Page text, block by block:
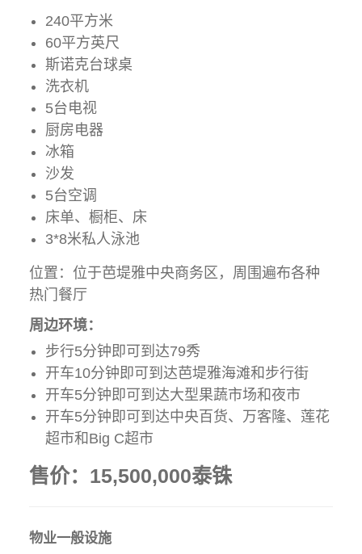
240平方米
60平方英尺
斯诺克台球桌
洗衣机
5台电视
厨房电器
冰箱
沙发
5台空调
床单、橱柜、床
3*8米私人泳池
位置：位于芭堤雅中央商务区，周围遍布各种
热门餐厅
周边环境：
步行5分钟即可到达79秀
开车10分钟即可到达芭堤雅海滩和步行街
开车5分钟即可到达大型果蔬市场和夜市
开车5分钟即可到达中央百货、万客隆、莲花
超市和Big C超市
售价：15,500,000泰铢
物业一般设施